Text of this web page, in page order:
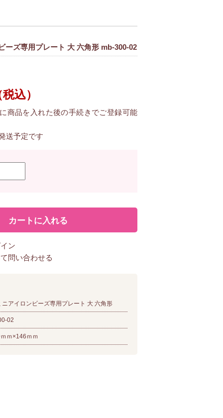
ーズ専用プレート 大 六角形 mb-300-02
込）
商品を入れた後の手続きでご登録可能
送予定です
ン
問い合わせる
ニアイロンビーズ専用プレート 大 六角形
02
ｍ×146ｍｍ